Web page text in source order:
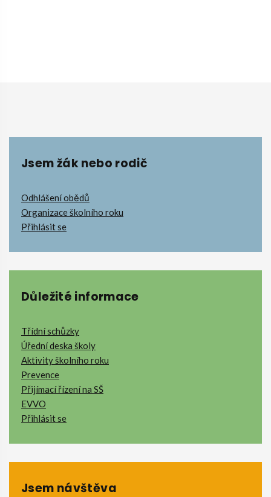
Jsem žák nebo rodič
Odhlášení obědů
Organizace školního roku
Přihlásit se
Důležité informace
Třídní schůzky
Úřední deska školy
Aktivity školního roku
Prevence
Přijímací řízení na SŠ
EVVO
Přihlásit se
Jsem návštěva